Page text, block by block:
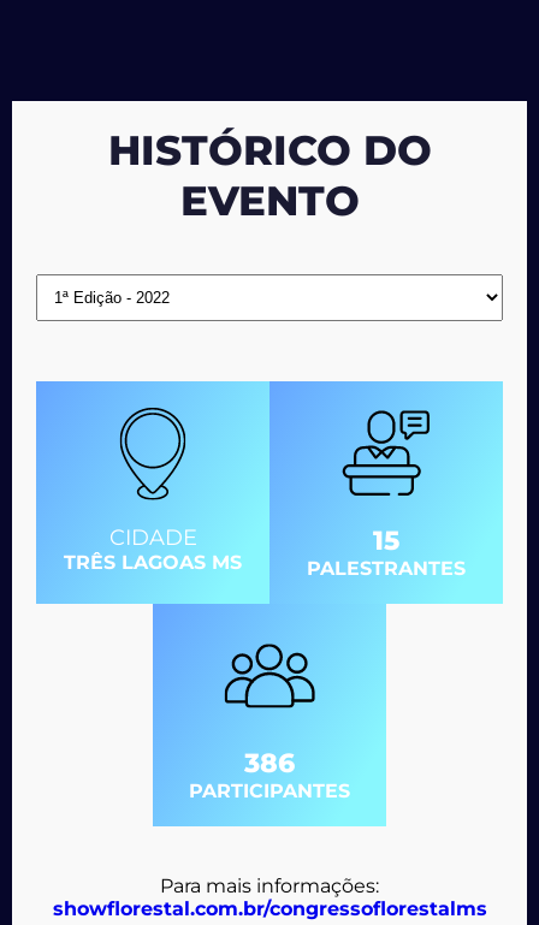
HISTÓRICO DO
EVENTO
CIDADE
TRÊS LAGOAS MS
15
PALESTRANTES
386
PARTICIPANTES
Para mais informações:
showflorestal.com.br/congressoflorestalms